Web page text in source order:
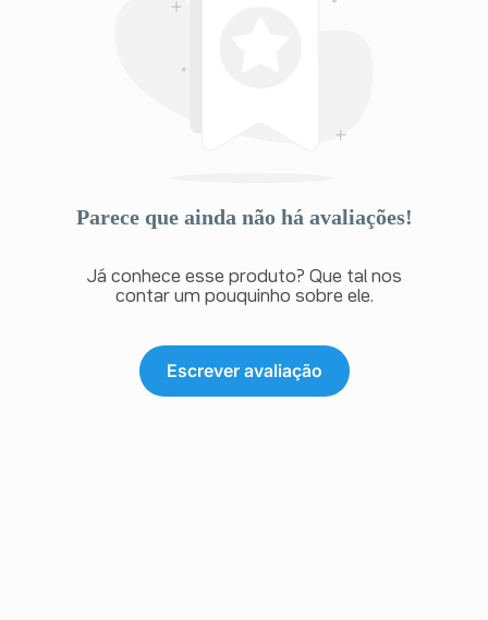
Parece que ainda não há avaliações!
Já conhece esse produto? Que tal nos
contar um pouquinho sobre ele.
Escrever avaliação